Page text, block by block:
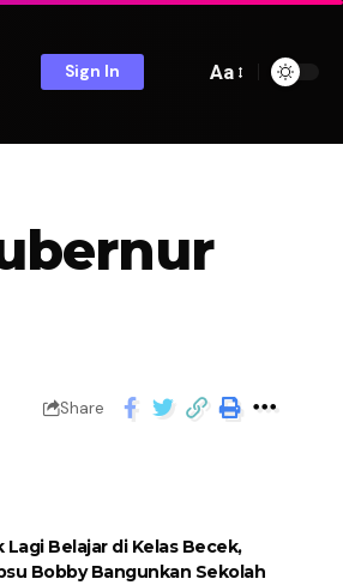
Sign In Aa
Share
Lagi Belajar di Kelas Becek,
Bobby Bangunkan Sekolah